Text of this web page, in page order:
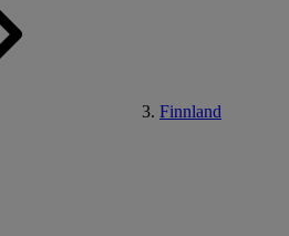
Finnland